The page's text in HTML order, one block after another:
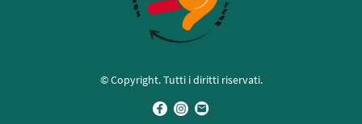
© Copyright. Tutti i diritti riservati.